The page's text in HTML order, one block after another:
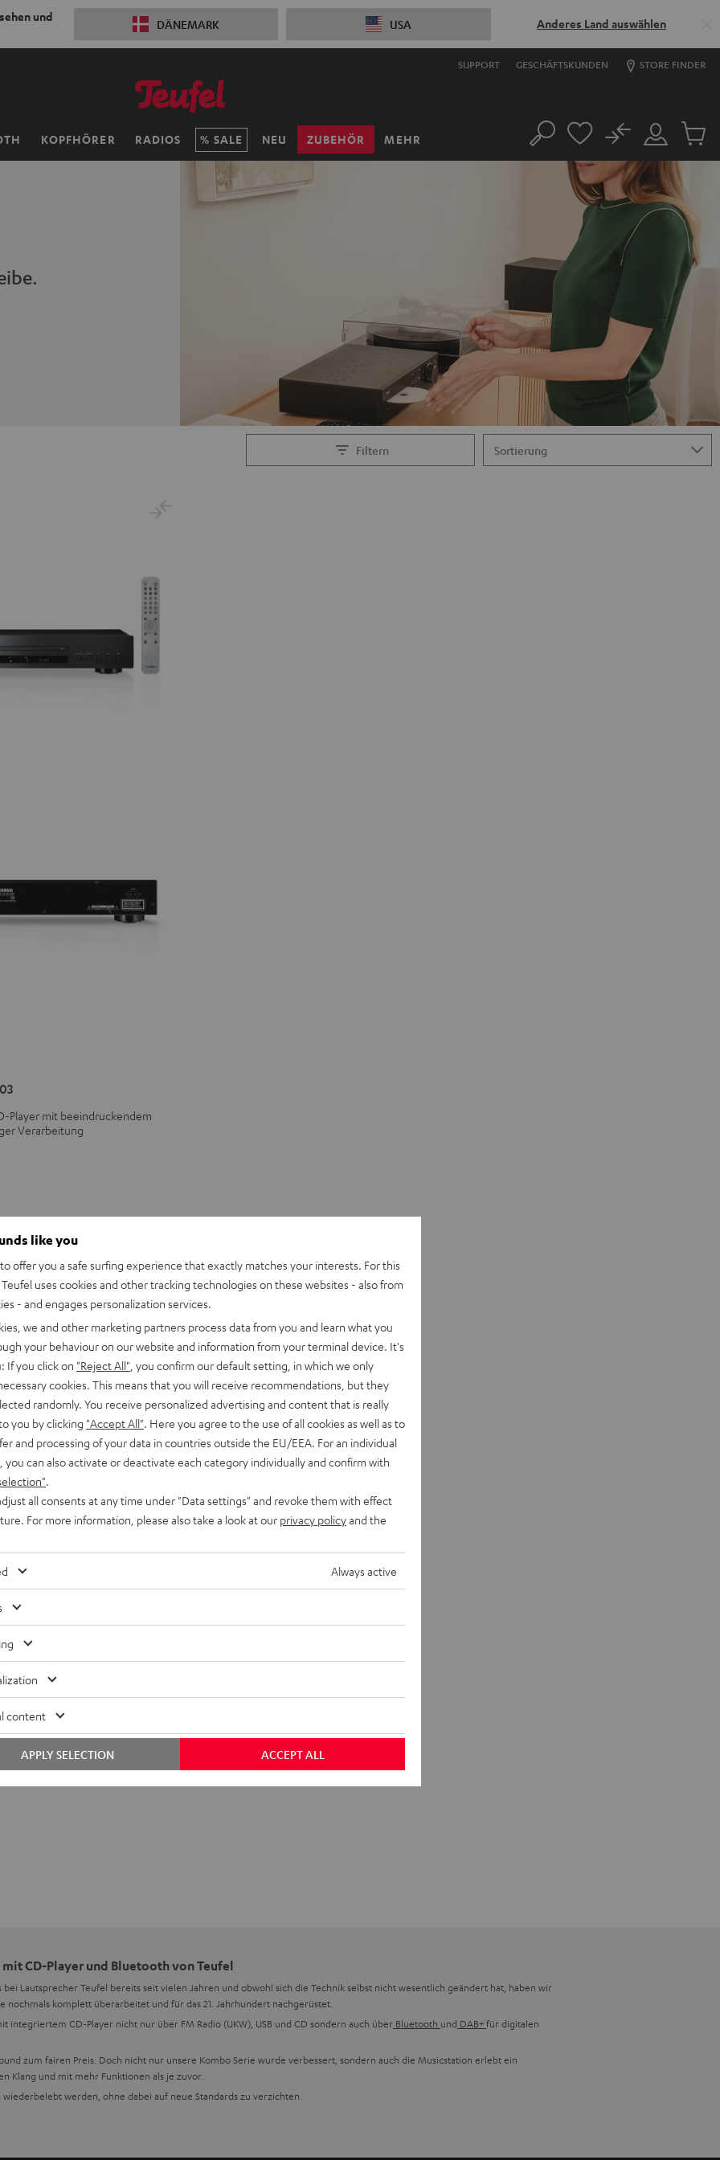
und
DÄNEMARK USA Anderes Land auswählen
SUPPORT GESCHÄFTSKUNDEN STORE FINDER
KOPFHÖRER RADIOS SALE NEU ZUBEHÖR MEHR Suche
Mein
Konto
No
Artikel
Filtern
Player mit beeindruckendem
Verarbeitung
CD-Player und Bluetooth von Teufel
bei Lautsprecher Teufel bereits seit vielen Jahren und obwohl sich die Technik selbst nicht wesentlich geändert hat, haben wir
nochmals komplett überarbeitet und für das 21. Jahrhundert nachgerüstet.
integriertem CD-Player nicht nur über FM Radio (UKW), USB und CD sondern auch über Bluetooth und DAB+für digitalen
zum fairen Preis. Doch nicht nur unsere Kombo Serie wurde verbessert, sondern auch die Musicstation erlebt ein
Klang und mit mehr Funktionen als je zuvor.
werden, ohne dabei auf neue Standards zu verzichten.
like you
offer you a safe surfing experience that exactly matches your interests. For this
uses cookies and other tracking technologies on these websites - also from
- and engages personalization services.
we and other marketing partners process data from you and learn what you
your behaviour on our website and information from your terminal device. It's
If you click on "Reject All" , you confirm our default setting, in which we only
cookies. This means that you will receive recommendations, but they
randomly. You receive personalized advertising and content that is really
you by clicking "Accept All". Here you agree to the use of all cookies as well as to
and processing of your data in countries outside the EU/EEA. For an individual
you can also activate or deactivate each category individually and confirm with
.
all consents at any time under "Data settings" and revoke them with effect
For more information, please also take a look at our privacy policyand the
Always active
content
ACCEPT ALL
APPLY SELECTION